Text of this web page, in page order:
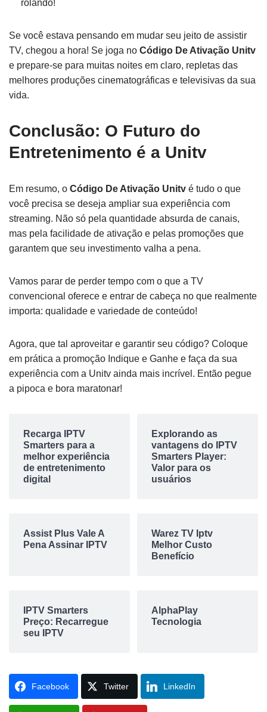
rolando!
Se você estava pensando em mudar seu jeito de assistir
TV, chegou a hora! Se joga no Código De Ativação Unitv
e prepare-se para muitas noites em claro, repletas das
melhores produções cinematográficas e televisivas da sua
vida.
Conclusão: O Futuro do
Entretenimento é a Unitv
Em resumo, o Código De Ativação Unitv é tudo o que
você precisa se deseja ampliar sua experiência com
streaming. Não só pela quantidade absurda de canais,
mas pela facilidade de ativação e pelas promoções que
garantem que seu investimento valha a pena.
Vamos parar de perder tempo com o que a TV
convencional oferece e entrar de cabeça no que realmente
importa: qualidade e variedade de conteúdo!
Agora, que tal aproveitar e garantir seu código? Coloque
em prática a promoção Indique e Ganhe e faça da sua
experiência com a Unitv ainda mais incrível. Então pegue
a pipoca e bora maratonar!
Recarga IPTV
Smarters para a
melhor experiência
de entretenimento
digital
Explorando as
vantagens do IPTV
Smarters Player:
Valor para os
usuários
Assist Plus Vale A
Pena Assinar IPTV
Warez TV Iptv
Melhor Custo
Benefício
IPTV Smarters
Preço: Recarregue
seu IPTV
AlphaPlay
Tecnologia
Facebook Twitter LinkedIn